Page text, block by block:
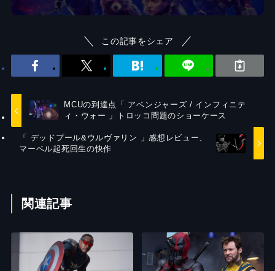
この記事をシェア
MCUの到達点「 アベンジャーズ / インフィニテ
ィ・ウォー 」トロッコ問題のショーケース
「 デッドプール&ウルヴァリン 」感想レビュー、
マーベル起死回生の快作
関連記事